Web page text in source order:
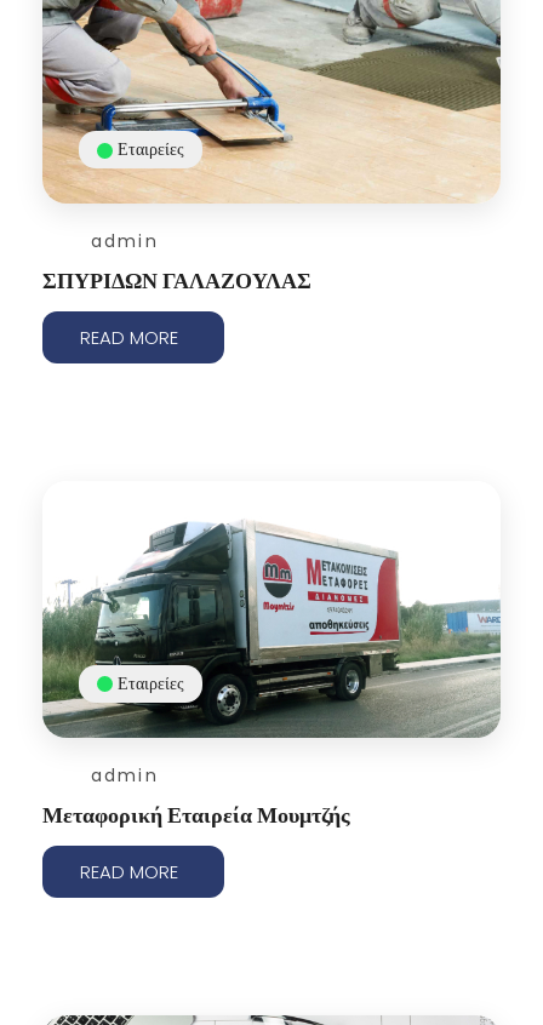
admin
Εταιρείες
ΣΠΥΡΙΔΩΝ ΓΑΛΑΖΟΥΛΑΣ
READ MORE
admin
Εταιρείες
Μεταφορική Εταιρεία Μουμτζής
READ MORE